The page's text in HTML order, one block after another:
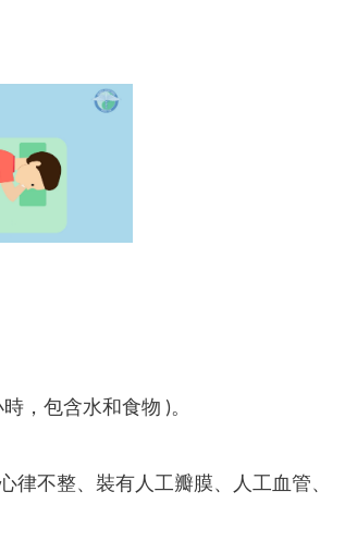
，包含水和食物 )。
不整、裝有人工瓣膜、人工血管、